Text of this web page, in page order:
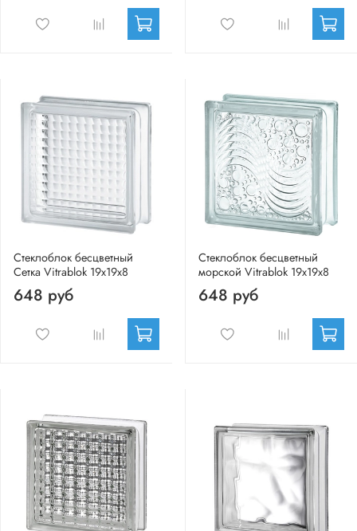
Стеклоблок бесцветный
Сетка Vitrablok 19х19х8
648 руб
Стеклоблок бесцветный
морской Vitrablok 19х19х8
648 руб